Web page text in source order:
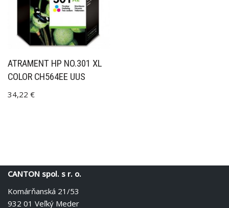
ATRAMENT HP NO.301 XL
COLOR CH564EE UUS
34,22 €
CANTON spol. s r. o.
Komárňanská 21/53
932 01 Veľký Meder